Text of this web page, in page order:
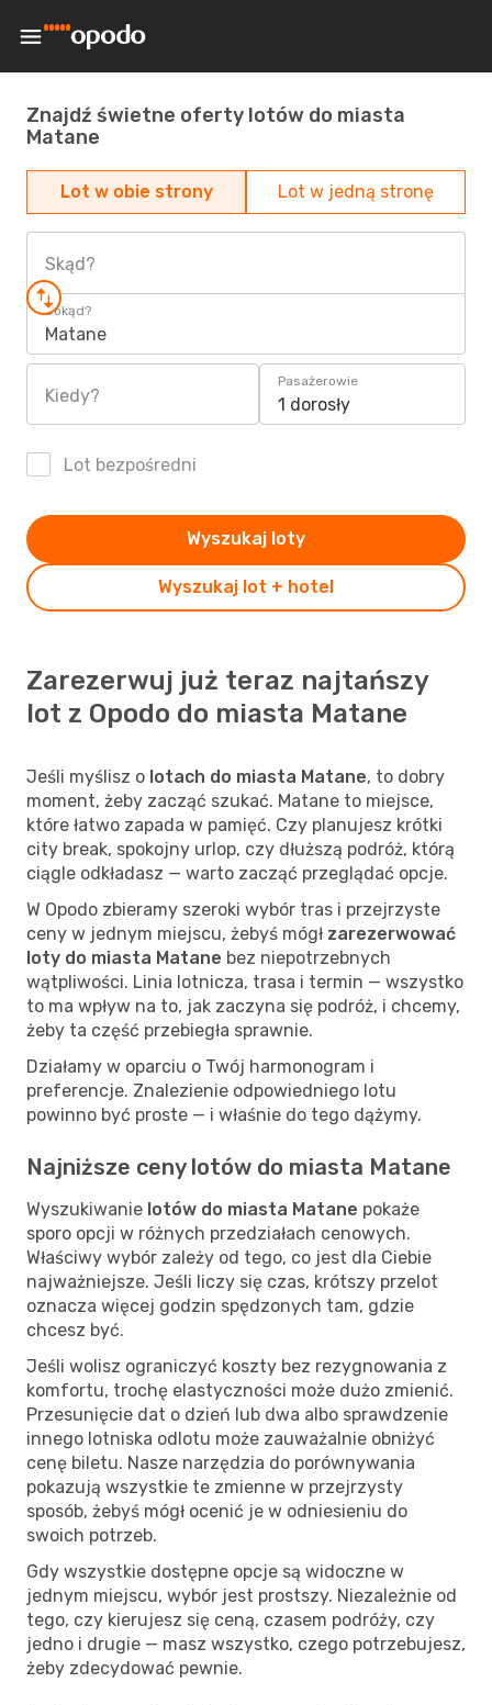
Znajdź świetne oferty lotów do miasta
Matane
Lot w obie strony Lot w jedną stronę
Skąd?
Dokąd?
Matane
Kiedy?
Pasażerowie
1 dorosły
Lot bezpośredni
Wyszukaj lot + hotel
Wyszukaj loty
Zarezerwuj już teraz najtańszy
lot z Opodo do miasta Matane
Jeśli myślisz o lotach do miasta Matane, to dobry
moment, żeby zacząć szukać. Matane to miejsce,
które łatwo zapada w pamięć. Czy planujesz krótki
city break, spokojny urlop, czy dłuższą podróż, którą
ciągle odkładasz — warto zacząć przeglądać opcje.
W Opodo zbieramy szeroki wybór tras i przejrzyste
ceny w jednym miejscu, żebyś mógł zarezerwować
loty do miasta Matane bez niepotrzebnych
wątpliwości. Linia lotnicza, trasa i termin — wszystko
to ma wpływ na to, jak zaczyna się podróż, i chcemy,
żeby ta część przebiegła sprawnie.
Działamy w oparciu o Twój harmonogram i
preferencje. Znalezienie odpowiedniego lotu
powinno być proste — i właśnie do tego dążymy.
Najniższe ceny lotów do miasta Matane
Wyszukiwanie lotów do miasta Matane pokaże
sporo opcji w różnych przedziałach cenowych.
Właściwy wybór zależy od tego, co jest dla Ciebie
najważniejsze. Jeśli liczy się czas, krótszy przelot
oznacza więcej godzin spędzonych tam, gdzie
chcesz być.
Jeśli wolisz ograniczyć koszty bez rezygnowania z
komfortu, trochę elastyczności może dużo zmienić.
Przesunięcie dat o dzień lub dwa albo sprawdzenie
innego lotniska odlotu może zauważalnie obniżyć
cenę biletu. Nasze narzędzia do porównywania
pokazują wszystkie te zmienne w przejrzysty
sposób, żebyś mógł ocenić je w odniesieniu do
swoich potrzeb.
Gdy wszystkie dostępne opcje są widoczne w
jednym miejscu, wybór jest prostszy. Niezależnie od
tego, czy kierujesz się ceną, czasem podróży, czy
jedno i drugie — masz wszystko, czego potrzebujesz,
żeby zdecydować pewnie.